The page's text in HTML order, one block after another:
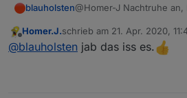
blauholsten@Homer-J Nachtruhe an,
Okay?
Offline
Homer.J.schrieb am 21. Apr. 2020,
zuletzt editiert von
@blauholsten jab das iss es.